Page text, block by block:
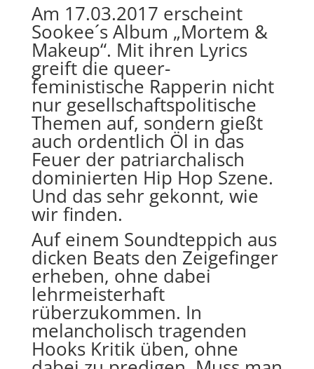
Am 17.03.2017 erscheint
Sookee´sAlbum „Mortem &
Makeup“. Mit ihren Lyrics
greift die queer-
feministische Rapperin nicht
nur gesellschaftspolitische
Themen auf, sondern gießt
auch ordentlich Öl in das
Feuer der patriarchalisch
dominierten Hip Hop Szene.
Und das sehr gekonnt, wie
wir finden.
Auf einem Soundteppich aus
dicken Beats den Zeigefinger
erheben, ohne dabei
lehrmeisterhaft
rüberzukommen. In
melancholisch tragenden
Hooks Kritik üben, ohne